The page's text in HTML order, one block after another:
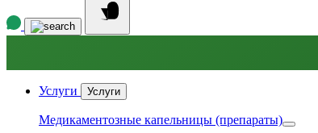
Услуги Услуги
Медикаментозные капельницы (препараты)